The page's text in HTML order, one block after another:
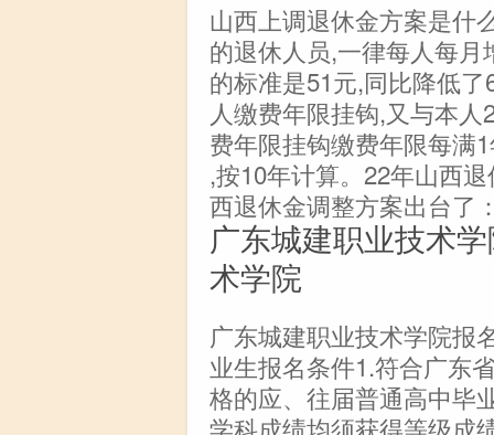
山西上调退休金方案是什
的退休人员,一律每人每
的标准是51元,同比降低
人缴费年限挂钩,又与本
费年限挂钩缴费年限每满
,按10年计算。22年山西
西退休金调整方案出台了
广东城建职业技术
术学院
广东城建职业技术学院报
业生报名条件1.符合广东
格的应、往届普通高中毕
学科成绩均须获得等级成